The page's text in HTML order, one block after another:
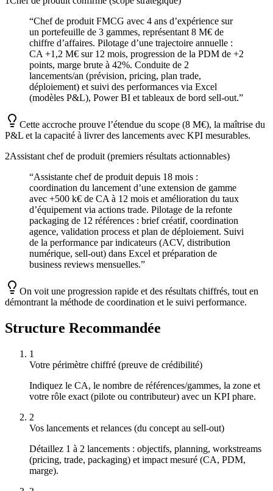
“Chef de produit FMCG avec 4 ans d’expérience sur
un portefeuille de 3 gammes, représentant 8 M€ de
chiffre d’affaires. Pilotage d’une trajectoire annuelle :
CA +1,2 M€ sur 12 mois, progression de la PDM de +2
points, marge brute à 42%. Conduite de 2
lancements/an (prévision, pricing, plan trade,
déploiement) et suivi des performances via Excel
(modèles P&L), Power BI et tableaux de bord sell-out.”
Cette accroche prouve l’étendue du scope (8 M€), la maîtrise du
P&L et la capacité à livrer des lancements avec KPI mesurables.
2Assistant chef de produit (premiers résultats actionnables)
“Assistante chef de produit depuis 18 mois :
coordination du lancement d’une extension de gamme
avec +500 k€ de CA à 12 mois et amélioration du taux
d’équipement via actions trade. Pilotage de la refonte
packaging de 12 références : brief créatif, coordination
agence, validation process et plan de déploiement. Suivi
de la performance par indicateurs (ACV, distribution
numérique, sell-out) dans Excel et préparation de
business reviews mensuelles.”
On voit une progression rapide et des résultats chiffrés, tout en
démontrant la méthode de coordination et le suivi performance.
Structure Recommandée
1
Votre périmètre chiffré (preuve de crédibilité)
Indiquez le CA, le nombre de références/gammes, la zone et
votre rôle exact (pilote ou contributeur) avec un KPI phare.
2
Vos lancements et relances (du concept au sell-out)
Détaillez 1 à 2 lancements : objectifs, planning, workstreams
(pricing, trade, packaging) et impact mesuré (CA, PDM,
marge).